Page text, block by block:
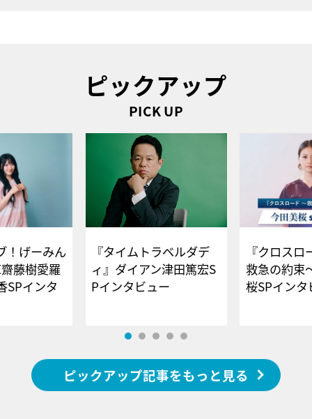
ピックアップ
PICK UP
！げーみん
藤樹愛羅
SPインタ
『タイムトラベルダデ
ィ』ダイアン津田篤宏S
Pインタビュー
『クロス
救急の約束
桜SPイ
ピックアップ記事をもっと見る